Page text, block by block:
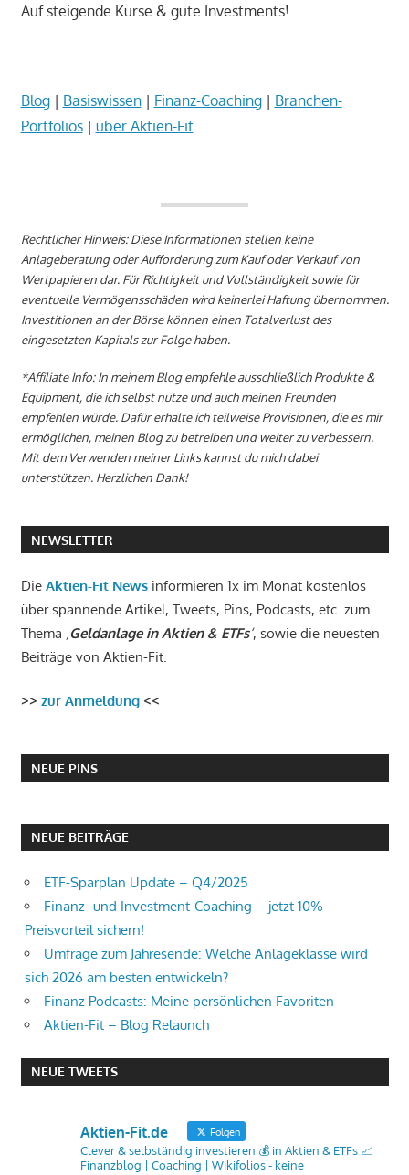
Auf steigende Kurse & gute Investments!
Blog| Basiswissen| Finanz-Coaching| Branchen-
Portfolios| über Aktien-Fit
Rechtlicher Hinweis: Diese Informationen stellen keine
Anlageberatung oder Aufforderung zum Kauf oder Verkauf von
Wertpapieren dar. Für Richtigkeit und Vollständigkeit sowie für
eventuelle Vermögensschäden wird keinerlei Haftung übernommen.
Investitionen an der Börse können einen Totalverlust des
eingesetzten Kapitals zur Folge haben.
*Affiliate Info: In meinem Blog empfehle ausschließlich Produkte &
Equipment, die ich selbst nutze und auch meinen Freunden
empfehlen würde. Dafür erhalte ich teilweise Provisionen, die es mir
ermöglichen, meinen Blog zu betreiben und weiter zu verbessern.
Mit dem Verwenden meiner Links kannst du mich dabei
unterstützen. Herzlichen Dank!
NEWSLETTER
Die Aktien-Fit Newsinformieren 1x im Monat kostenlos
über spannende Artikel, Tweets, Pins, Podcasts, etc. zum
Thema ‚Geldanlage in Aktien & ETFs‘, sowie die neuesten
Beiträge von Aktien-Fit.
>> zur Anmeldung<<
NEUE PINS
NEUE BEITRÄGE
ETF-Sparplan Update – Q4/2025
Finanz- und Investment-Coaching – jetzt 10%
Preisvorteil sichern!
Umfrage zum Jahresende: Welche Anlageklasse wird
sich 2026 am besten entwickeln?
Finanz Podcasts: Meine persönlichen Favoriten
Aktien-Fit – Blog Relaunch
NEUE TWEETS
Aktien-Fit.de Folgen
Clever & selbständig investieren 💰 in Aktien & ETFs 📈
Finanzblog | Coaching | Wikifolios - keine